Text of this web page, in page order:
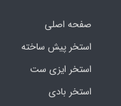
صفحه اصلی
استخر پیش ساخته
استخر ایزی ست
استخر بادی